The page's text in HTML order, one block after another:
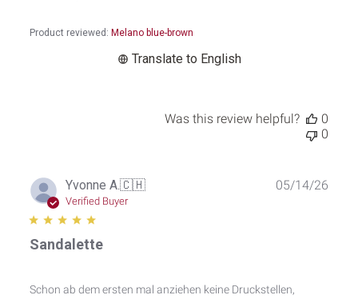
Product reviewed: Melano blue-brown
2026
Translate to English
Was this review helpful?
0
0
Yvonne A.🇨🇭
Verified Buyer
Sandalette
Schon ab dem ersten mal anziehen keine Druckstellen,
05/14/26